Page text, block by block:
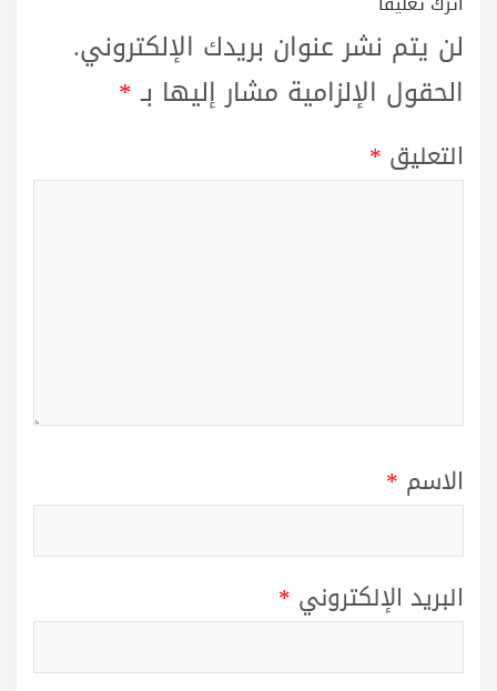
لن يتم نشر عنوان بريدك الإلكتروني.
الحقول الإلزامية مشار إليها بـ*
التعليق *
الاسم *
البريد الإلكتروني *